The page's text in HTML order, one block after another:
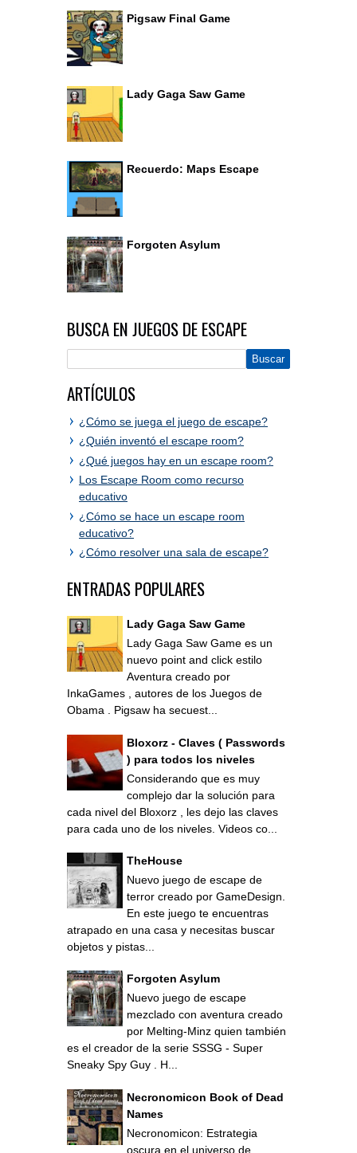
Pigsaw Final Game
Lady Gaga Saw Game
Recuerdo: Maps Escape
Forgoten Asylum
BUSCA EN JUEGOS DE ESCAPE
ARTÍCULOS
¿Cómo se juega el juego de escape?
¿Quién inventó el escape room?
¿Qué juegos hay en un escape room?
Los Escape Room como recurso
educativo
¿Cómo se hace un escape room
educativo?
¿Cómo resolver una sala de escape?
ENTRADAS POPULARES
Lady Gaga Saw Game
Lady Gaga Saw Game es un
nuevo point and click estilo
Aventura creado por
InkaGames , autores de los Juegos de
Obama . Pigsaw ha secuest...
Bloxorz - Claves ( Passwords
) para todos los niveles
Considerando que es muy
complejo dar la solución para
cada nivel del Bloxorz , les dejo las claves
para cada uno de los niveles. Videos co...
TheHouse
Nuevo juego de escape de
terror creado por GameDesign.
En este juego te encuentras
atrapado en una casa y necesitas buscar
objetos y pistas...
Forgoten Asylum
Nuevo juego de escape
mezclado con aventura creado
por Melting-Minz quien también
es el creador de la serie SSSG - Super
Sneaky Spy Guy . H...
Necronomicon Book of Dead
Names
Necronomicon: Estrategia
oscura en el universo de